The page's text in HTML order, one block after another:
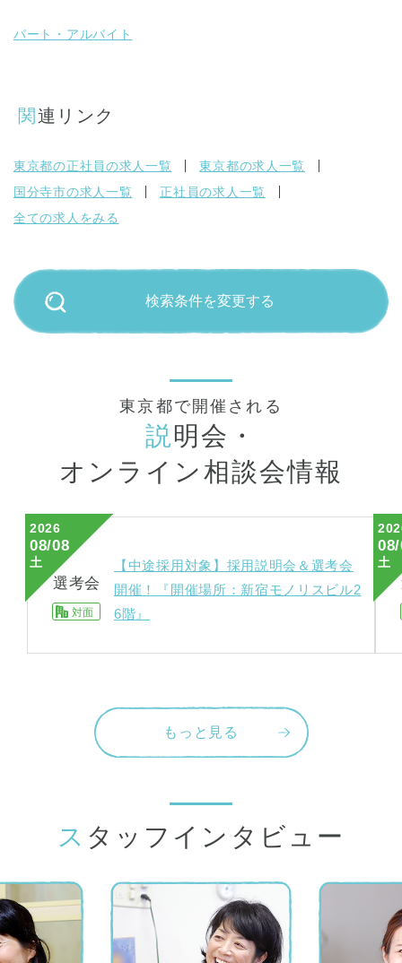
パート・アルバイト
関連リンク
東京都の正社員の求人一覧
東京都の求人一覧
国分寺市の求人一覧
正社員の求人一覧
全ての求人をみる
検索条件を変更する
東京都で開催される
説明会・
オンライン相談会情報
2026
08/08
土
選考会
対面
【中途採用対象】採用説明会＆選考会
開催！『開催場所：新宿モノリスビル2
6階』
土
もっと見る
スタッフインタビュー